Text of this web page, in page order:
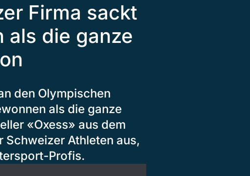
Firma sackt
als die ganze
den Olympischen
als die ganze
«Oxess» aus dem
Schweizer Athleten aus,
Profis.